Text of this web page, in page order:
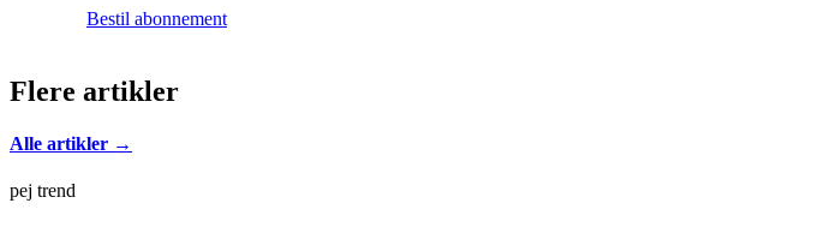
Bestil abonnement
Flere artikler
Alle artikler →
pej trend